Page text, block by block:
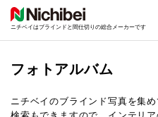
ニチベイはブラインドと間仕切りの総合メーカーです
フォトアルバム
ニチベイのブラインド写真を集め